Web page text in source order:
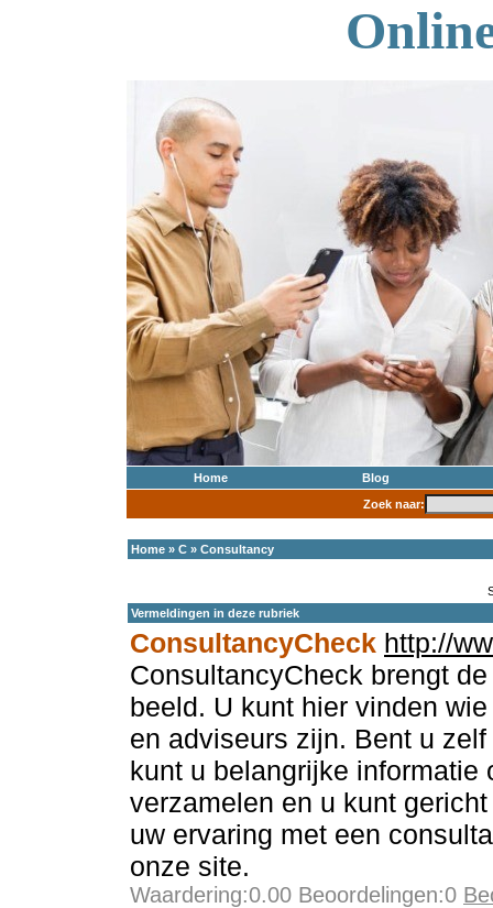
Home
Blog
Zoek naar:
Home » C » Consultancy
Vermeldingen in deze rubriek
ConsultancyCheck http://
ConsultancyCheck brengt
beeld. U kunt hier vinden
en adviseurs zijn. Bent u
kunt u belangrijke informatie
verzamelen en u kunt
uw ervaring met een
onze site.
Waardering:0.00 Beoordelingen:0